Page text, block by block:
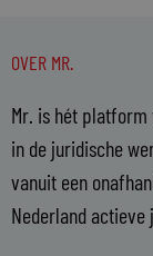
OVER MR.
Mr. is hét
in de juridische
vanuit een
Nederland actieve